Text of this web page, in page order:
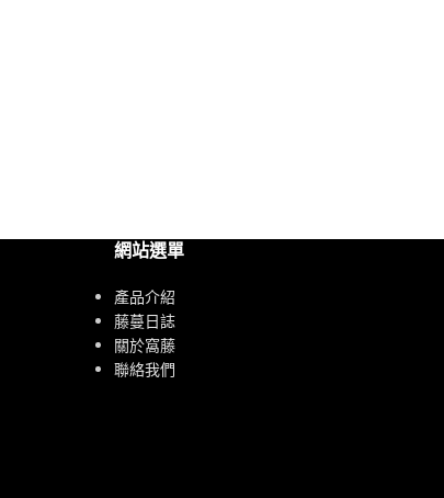
網站選單
產品介紹
藤蔓日誌
關於窩藤
聯絡我們